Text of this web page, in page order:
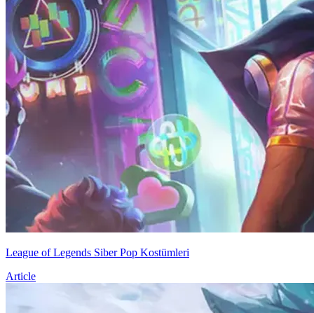
League of Legends Siber Pop Kostümleri
Article